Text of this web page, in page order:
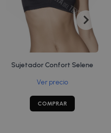
Sujetador Confort Selene
Ver precio
COMPRAR